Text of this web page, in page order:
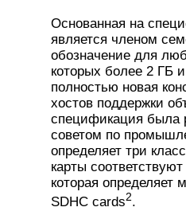
Основанная на
является членом
обозначение для
которых более 2 ГБ
полностью новая
хостов поддержки
спецификация была
советом по
определяет три
карты
которая определяет
SDHC cards2.